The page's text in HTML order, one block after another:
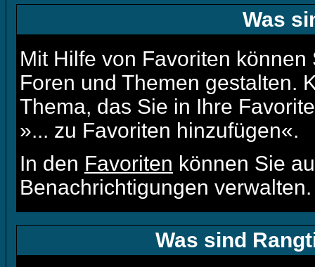
Was
Mit Hilfe von Favoriten
Foren und Themen gestalten.
Thema, das Sie in Ihre
»... zu Favoriten hinzufügen«.
In den Favoriten können Sie
Benachrichtigungen verwalten.
Was sind